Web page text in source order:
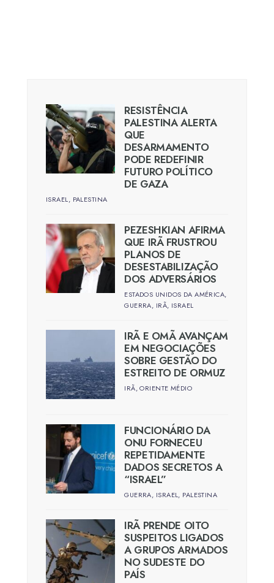
RESISTÊNCIA
PALESTINA ALERTA
QUE
DESARMAMENTO
PODE REDEFINIR
FUTURO POLÍTICO
DE GAZA
ISRAEL, PALESTINA
PEZESHKIAN AFIRMA
QUE IRÃ FRUSTROU
PLANOS DE
DESESTABILIZAÇÃO
DOS ADVERSÁRIOS
ESTADOS UNIDOS DA AMÉRICA,
GUERRA, IRÃ, ISRAEL
IRÃ E OMÃ AVANÇAM
EM NEGOCIAÇÕES
SOBRE GESTÃO DO
ESTREITO DE ORMUZ
IRÃ,ORIENTE MÉDIO
FUNCIONÁRIO DA
ONU FORNECEU
REPETIDAMENTE
DADOS SECRETOS A
“ISRAEL”
GUERRA, ISRAEL, PALESTINA
IRÃ PRENDE OITO
SUSPEITOS LIGADOS
A GRUPOS ARMADOS
NO SUDESTE DO
PAÍS